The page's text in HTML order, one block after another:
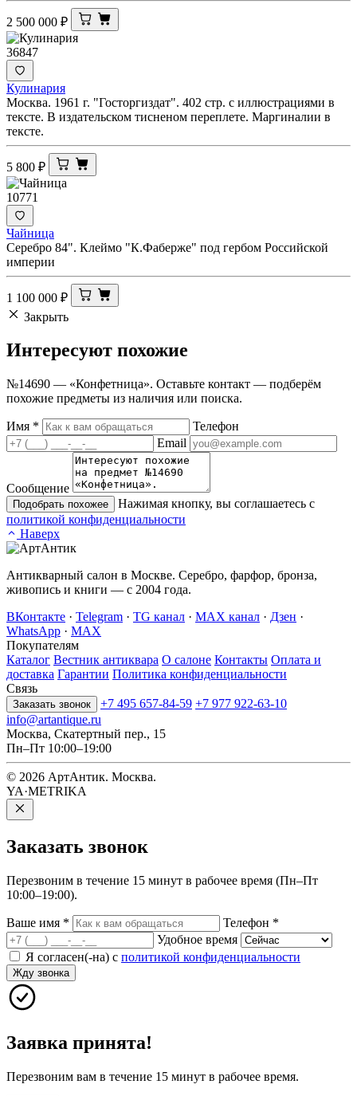
2 500 000 ₽
36847
Кулинария
Москва. 1961 г. "Госторгиздат". 402 стр. с иллюстрациями в
тексте. В издательском тисненом переплете. Маргиналии в
тексте.
5 800 ₽
10771
Чайница
Серебро 84". Клеймо "К.Фаберже" под гербом Российской
империи
1 100 000 ₽
Закрыть
Интересуют похожие
№14690 — «Конфетница». Оставьте контакт — подберём
похожие предметы из наличия или поиска.
Имя *
Телефон
Email
Сообщение
Подобрать похожее
Нажимая кнопку, вы соглашаетесь с
политикой конфиденциальности
Наверх
Антикварный салон в Москве. Серебро, фарфор, бронза,
живопись и книги — с 2004 года.
ВКонтакте · Telegram · TG канал · MAX канал · Дзен ·
WhatsApp · MAX
Покупателям
Каталог Вестник антиквара О салоне Контакты Оплата и
доставка Гарантии Политика конфиденциальности
Связь
Заказать звонок +7 495 657-84-59 +7 977 922-63-10
info@artantique.ru
Москва, Скатертный пер., 15
Пн–Пт 10:00–19:00
© 2026 АртАнтик. Москва.
YA·METRIKA
Заказать звонок
Перезвоним в течение 15 минут в рабочее время (Пн–Пт
10:00–19:00).
Ваше имя * Телефон *
Удобное время
Я согласен(-на) с политикой конфиденциальности
Жду звонка
Заявка принята!
Перезвоним вам в течение 15 минут в рабочее время.